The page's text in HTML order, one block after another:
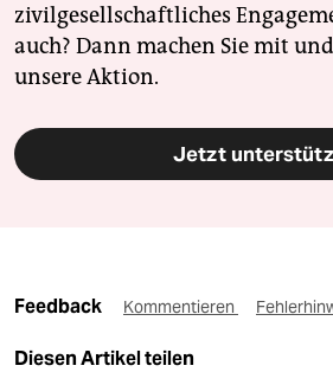
zivilgesellschaftliches
auch? Dann machen Sie mit
unsere Aktion.
Jetzt
Feedback Kommentieren
Diesen Artikel teilen